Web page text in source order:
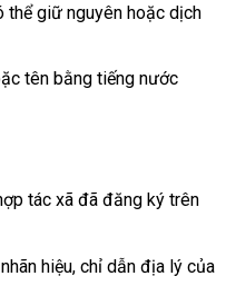
thể giữ nguyên hoặc dịch
tên bằng tiếng nước
tác xã đã đăng ký trên
hiệu, chỉ dẫn địa lý của